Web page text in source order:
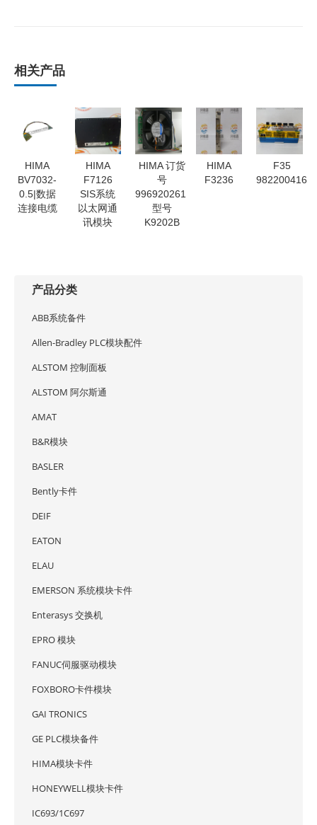
相关产品
HIMA
BV7032-
0.5|数据
连接电缆
HIMA
F7126
SIS系统
以太网通
讯模块
HIMA 订货
号
996920261
型号
K9202B
HIMA
F3236
F35
982200416
产品分类
ABB系统备件
Allen-Bradley PLC模块配件
ALSTOM 控制面板
ALSTOM 阿尔斯通
AMAT
B&R模块
BASLER
Bently卡件
DEIF
EATON
ELAU
EMERSON 系统模块卡件
Enterasys 交换机
EPRO 模块
FANUC伺服驱动模块
FOXBORO卡件模块
GAI TRONICS
GE PLC模块备件
HIMA模块卡件
HONEYWELL模块卡件
IC693/1C697